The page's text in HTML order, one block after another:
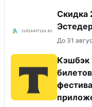
Скидка
До 31
Кэшбэк